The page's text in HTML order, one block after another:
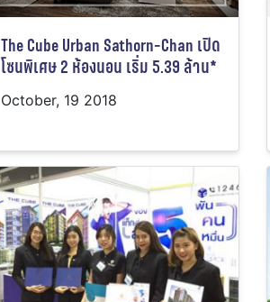
The Cube Urban Sathorn-Chan เปิด
โซนพิเศษ 2 ห้องนอน เริ่ม 5.39 ล้าน*
October, 19 2018